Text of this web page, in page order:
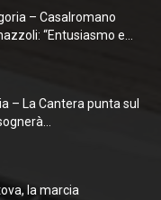
– Casalromano
“Entusiasmo e...
– La Cantera punta sul
la marcia